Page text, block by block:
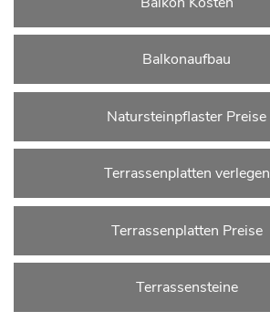
Balkonaufbau
Natursteinpflaster Preise
Terrassenplatten verlegen
Terrassenplatten Preise
Terrassensteine